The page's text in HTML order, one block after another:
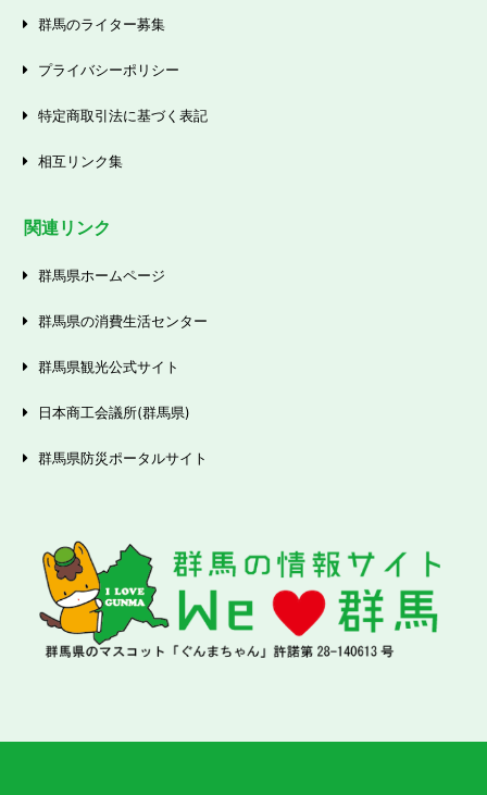
群馬のライター募集
プライバシーポリシー
特定商取引法に基づく表記
相互リンク集
関連リンク
群馬県ホームページ
群馬県の消費生活センター
群馬県観光公式サイト
日本商工会議所(群馬県)
群馬県防災ポータルサイト